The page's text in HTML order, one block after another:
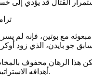
مع بوتين، فإنه
الرهان محفوف
أهدافه الاستراتيجية قبل الدخول في أي مفاوضات جادة.